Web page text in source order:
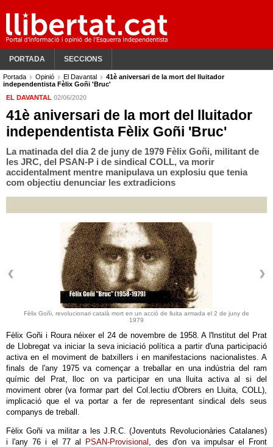
PORTADA SECCIONS
Portada Opinió El Davantal
41è aniversari de la mort del lluitador
independentista Fèlix Goñi 'Bruc'
EL DAVANTAL 02/06/2020
41è aniversari de la mort del lluitador
independentista Fèlix Goñi 'Bruc'
La matinada del dia 2 de juny de 1979 Fèlix Goñi, militant de
les JRC, del PSAN-P i de sindical COLL, va morir
accidentalment mentre manipulava un explosiu que tenia
com objectiu denunciar les extradicions
Fèlix Goñi, revolucionari català mort en un acció de lluita armada el 2 de juny de
1979
Fèlix Goñi i Roura néixer el 24 de novembre de 1958. A l'lnstitut del Prat
de Llobregat va iniciar la seva iniciació política a partir d'una participació
activa en el moviment de batxillers i en manifestacions nacionalistes. A
finals de l'any 1975 va començar a treballar en una indústria del ram
químic del Prat, lloc on va participar en una lluita activa al si del
moviment obrer (va formar part del Col.lectiu d'Obrers en Lluita, COLL),
implicació que el va portar a fer de representant sindical dels seus
companys de treball.
Fèlix Goñi va militar a les J.R.C. (Joventuts Revolucionàries Catalanes)
i l'any 76 i el 77 al
PSAN-Provisional , des d'on va impulsar el Front